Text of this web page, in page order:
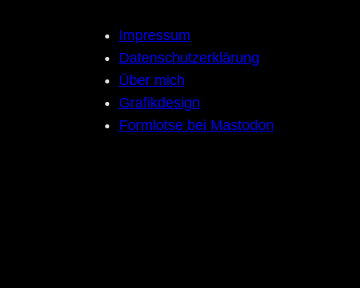
Impressum
Datenschutzerklärung
Über mich
Grafikdesign
Formlotse bei Mastodon